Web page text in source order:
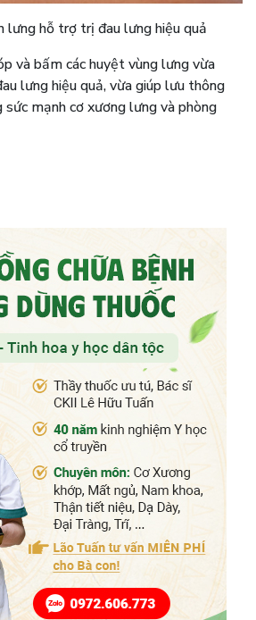
lưng hỗ trợ trị đau lưng hiệu quả
và bấm các huyệt vùng lưng vừa
lưng hiệu quả, vừa giúp lưu thông
mạnh cơ xương lưng và phòng